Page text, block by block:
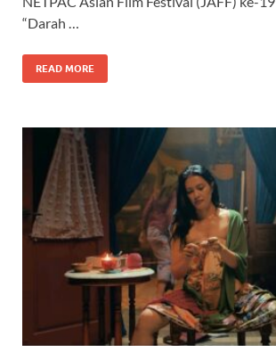
“Darah …
READ MORE